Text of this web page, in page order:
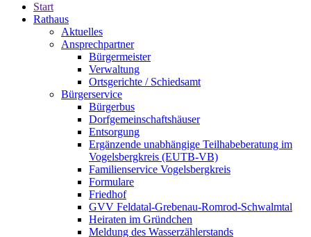
Start
Rathaus
Aktuelles
Ansprechpartner
Bürgermeister
Verwaltung
Ortsgerichte / Schiedsamt
Bürgerservice
Bürgerbus
Dorfgemeinschaftshäuser
Entsorgung
Ergänzende unabhängige Teilhabeberatung im
Vogelsbergkreis (EUTB-VB)
Familienservice Vogelsbergkreis
Formulare
Friedhof
GVV Feldatal-Grebenau-Romrod-Schwalmtal
Heiraten im Gründchen
Meldung des Wasserzählerstands